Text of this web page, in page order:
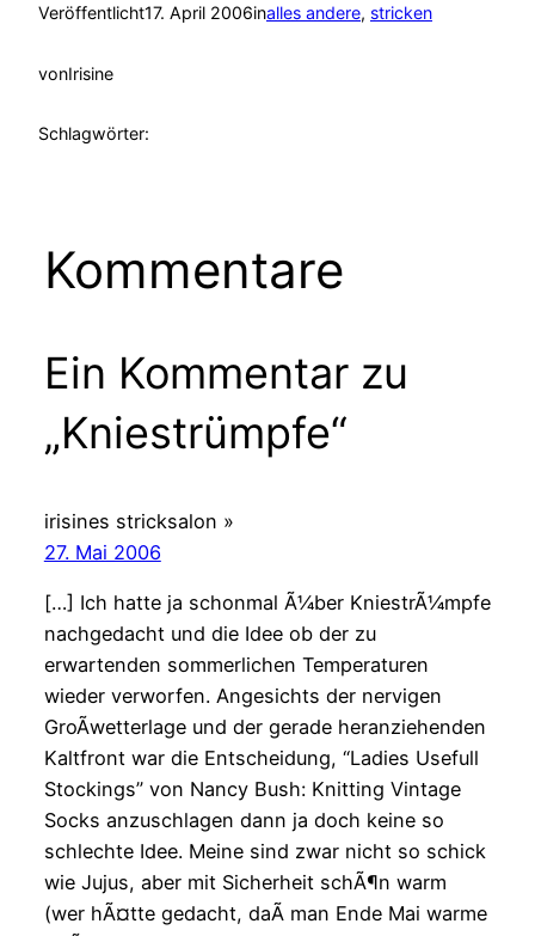
Veröffentlicht17. April 2006inalles andere, stricken
vonIrisine
Schlagwörter:
Kommentare
Ein Kommentar zu
„Kniestrümpfe“
irisines stricksalon »
27. Mai 2006
[…] Ich hatte ja schonmal Ã¼ber KniestrÃ¼mpfe
nachgedacht und die Idee ob der zu
erwartenden sommerlichen Temperaturen
wieder verworfen. Angesichts der nervigen
GroÃwetterlage und der gerade heranziehenden
Kaltfront war die Entscheidung, “Ladies Usefull
Stockings” von Nancy Bush: Knitting Vintage
Socks anzuschlagen dann ja doch keine so
schlechte Idee. Meine sind zwar nicht so schick
wie Jujus, aber mit Sicherheit schÃ¶n warm
(wer hÃ¤tte gedacht, daÃ man Ende Mai warme